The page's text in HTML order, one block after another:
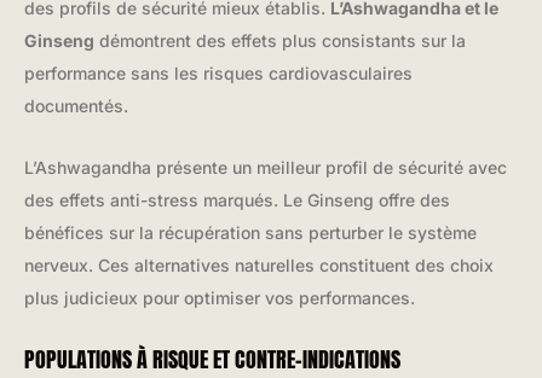
des profils de sécurité mieux établis. L’Ashwagandha et le
Ginseng démontrent des effets plus consistants sur la
performance sans les risques cardiovasculaires
documentés.
L’Ashwagandha présente un meilleur profil de sécurité avec
des effets anti-stress marqués. Le Ginseng offre des
bénéfices sur la récupération sans perturber le système
nerveux. Ces alternatives naturelles constituent des choix
plus judicieux pour optimiser vos performances.
POPULATIONS À RISQUE ET CONTRE-INDICATIONS